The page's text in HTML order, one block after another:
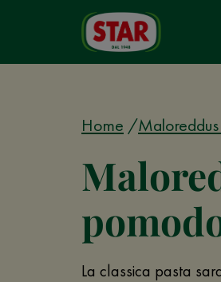
Home
La classica pasta